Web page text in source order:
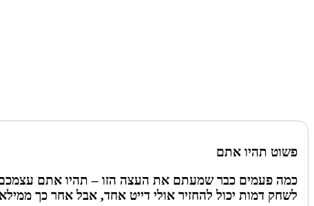
פשוט תהיו אתם
כמה פעמים כבר שמעתם את העצה הזו – תהיו אתם
לשחק דמות יכול להחזיר אולי דייט אחד, אבל אחר כך